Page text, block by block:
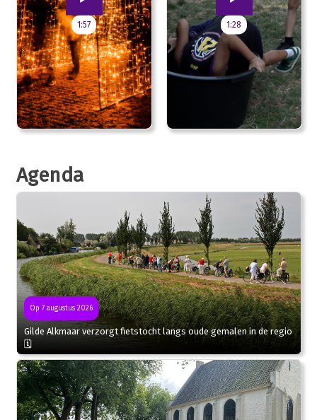
1:57 1:28
Agenda
Op 7 augustus 2026
Gilde Alkmaar verzorgt fietstocht langs oude gemalen in de regio
🗓